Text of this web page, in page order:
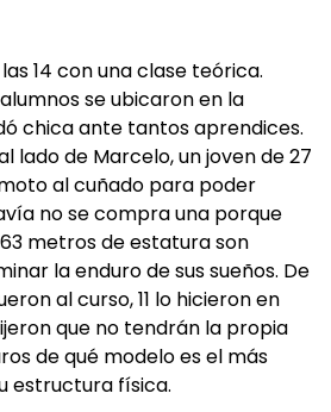
14 con una clase teórica.
se ubicaron en la
chica ante tantos aprendices.
lado de Marcelo, un joven de 27
al cuñado para poder
no se compra una porque
metros de estatura son
la enduro de sus sueños. De
al curso, 11 lo hicieron en
que no tendrán la propia
de qué modelo es el más
estructura física.